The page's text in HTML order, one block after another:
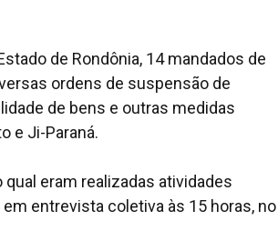
de Rondônia, 14 mandados de
ordens de suspensão de
de bens e outras medidas
e Ji-Paraná.
qual eram realizadas atividades
entrevista coletiva às 15 horas, no